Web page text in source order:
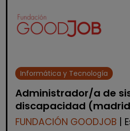
Informática y Tecnología
Administrador/a de
discapacidad
FUNDACIÓN GOODJOB |